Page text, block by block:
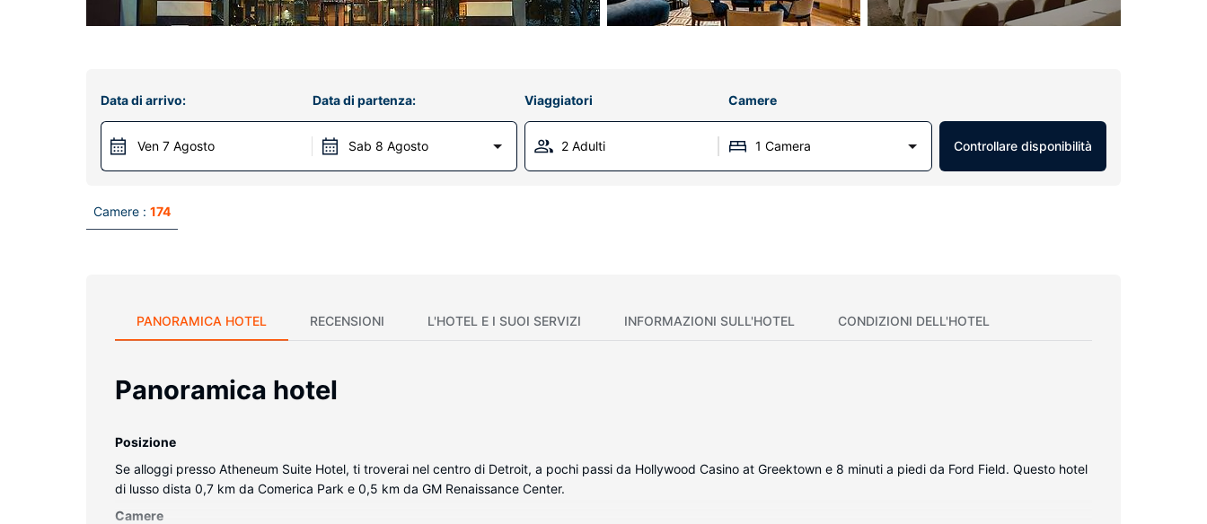
Data di arrivo:
Ven 7 Agosto
Data di partenza:
Sab 8 Agosto
Viaggiatori Camere
2 Adulti 1 Camera Controllare disponibilità
Camere : 174
PANORAMICA HOTEL RECENSIONI L'HOTEL E I SUOI SERVIZI INFORMAZIONI SULL'HOTEL CONDIZIONI DELL'HOTEL
Panoramica hotel
Posizione
Se alloggi presso Atheneum Suite Hotel, ti troverai nel centro di Detroit, a pochi passi da Hollywood Casino at Greektown e 8 minuti a piedi da Ford Field. Questo hotel
di lusso dista 0,7 km da Comerica Park e 0,5 km da GM Renaissance Center.
Camere